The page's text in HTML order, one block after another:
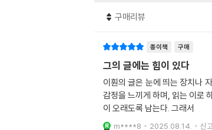
구매리뷰
종이책 구매
그의 글에는 힘이 있다
이훤의 글은 눈에 띄는 장치나
감정을 느끼게 하며, 읽는 이로
이 오래도록 남는다. 그래서
m****8 2025.08.14. 신